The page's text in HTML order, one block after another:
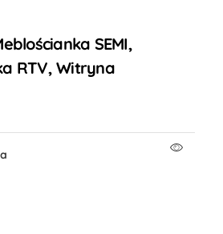
SEMI,
RTV, Witryna